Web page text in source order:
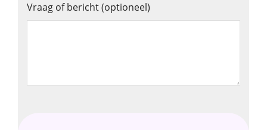
Vraag of bericht (optioneel)